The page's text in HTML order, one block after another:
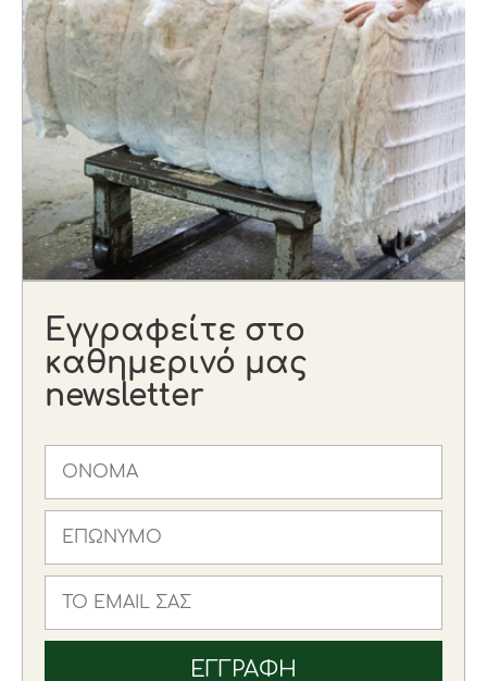
Εγγραφείτε στο
καθημερινό μας
newsletter